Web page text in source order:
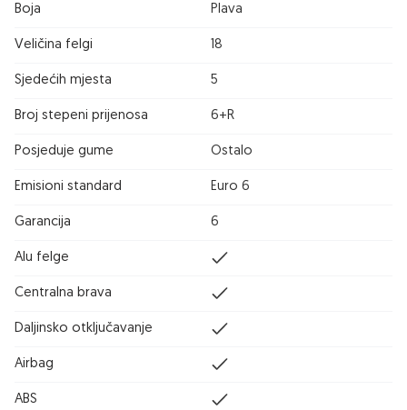
Boja Plava
Veličina felgi 18
Sjedećih mjesta 5
Broj stepeni prijenosa 6+R
Posjeduje gume Ostalo
Emisioni standard Euro 6
Garancija 6
Alu felge
Centralna brava
Daljinsko otključavanje
Airbag
ABS